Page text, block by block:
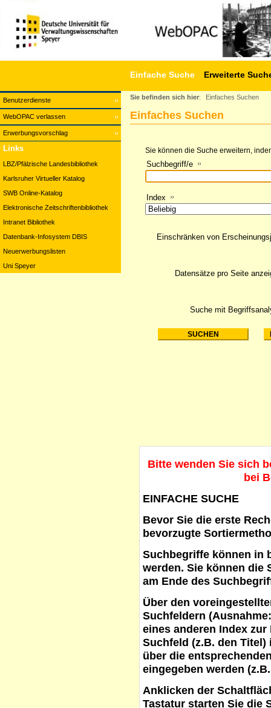
Benutzerdienste
WebOPAC verlassen
Erwerbungsvorschlag
Einfache Suche Erweiterte
Links
LBZ/Pfälzische Landesbibliothek
Karlsruher Virtueller Katalog
SWB Online-Katalog
Elektronische Zeitschriftenbibliothek
Intranet Bibliothek
Datenbank-Infosystem DBIS
Neuerwerbungslisten
Uni Speyer
Sie befinden sich hier: Einfaches Suchen
Einfaches Suchen
Sie können die Suche erweitern,
Suchbegriff/e
Index
Suche mit
Einschränken von
Datensätze pro Seite
Bitte wenden Sie sich
bei
EINFACHE SUCHE
Bevor Sie die erste
bevorzugte
Suchbegriffe können in
werden. Sie können die
am Ende des
Über den
Suchfeldern
eines anderen Index
Suchfeld (z.B. den
über die
eingegeben werden
Anklicken der
Tastatur starten Sie die